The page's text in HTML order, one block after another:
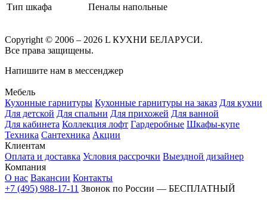
Тип шкафа
Пеналы напольные
Copyright © 2006 – 2026 L КУХНИ БЕЛАРУСИ.
Все права защищены.
Напишите нам в мессенджер
Мебель
Кухонные гарнитуры Кухонные гарнитуры на заказ Для кухни
Для детской Для спальни Для прихожей Для ванной
Для кабинета Коллекция лофт Гардеробные Шкафы-купе
Техника Сантехника Акции
Клиентам
Оплата и доставка Условия рассрочки Выездной дизайнер
Компания
О нас Вакансии Контакты
+7 (495) 988-17-11 Звонок по России — БЕСПЛАТНЫЙ